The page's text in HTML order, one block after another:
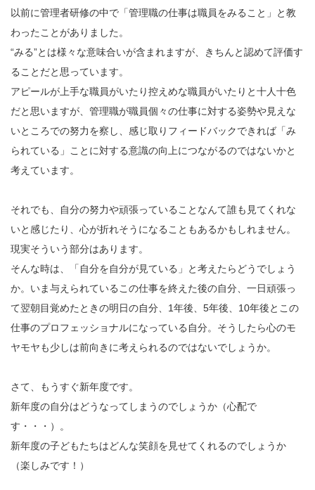
以前に管理者研修の中で「管理職の仕事は職員をみること」と教
わったことがありました。
“みる”とは様々な意味合いが含まれますが、きちんと認めて評価す
ることだと思っています。
アピールが上手な職員がいたり控えめな職員がいたりと十人十色
だと思いますが、管理職が職員個々の仕事に対する姿勢や見えな
いところでの努力を察し、感じ取りフィードバックできれば「み
られている」ことに対する意識の向上につながるのではないかと
考えています。
それでも、自分の努力や頑張っていることなんて誰も見てくれな
いと感じたり、心が折れそうになることもあるかもしれません。
現実そういう部分はあります。
そんな時は、「自分を自分が見ている」と考えたらどうでしょう
か。いま与えられているこの仕事を終えた後の自分、一日頑張っ
て翌朝目覚めたときの明日の自分、1年後、5年後、10年後とこの
仕事のプロフェッショナルになっている自分。そうしたら心のモ
ヤモヤも少しは前向きに考えられるのではないでしょうか。
さて、もうすぐ新年度です。
新年度の自分はどうなってしまうのでしょうか（心配で
す・・・）。
新年度の子どもたちはどんな笑顔を見せてくれるのでしょうか
（楽しみです！）